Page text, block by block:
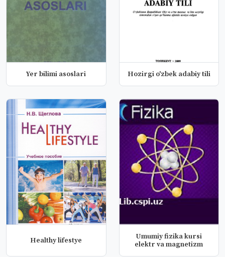
Yer bilimi asoslari Hozirgi o'zbek adabiy tili
Healthy lifestye
Umumiy fizika kursi
elektr va magnetizm